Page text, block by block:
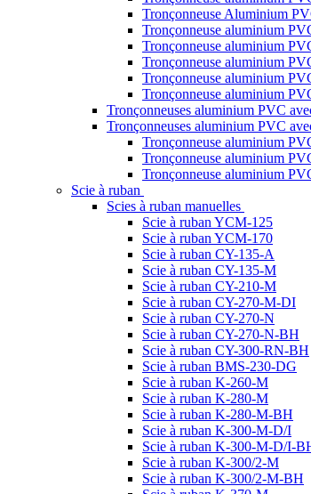
Tronçonneuse Aluminium
Tronçonneuse aluminium
Tronçonneuse aluminium
Tronçonneuse aluminium
Tronçonneuse aluminium
Tronçonneuse aluminium
Tronçonneuses aluminium PVC
Tronçonneuses aluminium PVC
Tronçonneuse aluminium
Tronçonneuse aluminium
Tronçonneuse aluminium
Scie à ruban
Scies à ruban manuelles
Scie à ruban YCM-125
Scie à ruban YCM-170
Scie à ruban CY-135-A
Scie à ruban CY-135-M
Scie à ruban CY-210-M
Scie à ruban CY-270-M-DI
Scie à ruban CY-270-N
Scie à ruban CY-270-N-BH
Scie à ruban CY-300-RN-BH
Scie à ruban BMS-230-DG
Scie à ruban K-260-M
Scie à ruban K-280-M
Scie à ruban K-280-M-BH
Scie à ruban K-300-M-D/I
Scie à ruban K-300-M-D/I-
Scie à ruban K-300/2-M
Scie à ruban K-300/2-M-BH